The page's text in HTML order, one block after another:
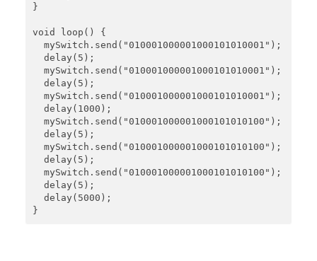
}
void loop() {
  mySwitch.send("010001000001000101010001");
  delay(5);
  mySwitch.send("010001000001000101010001");
  delay(5);
  mySwitch.send("010001000001000101010001");
  delay(1000);
  mySwitch.send("010001000001000101010100");
  delay(5);
  mySwitch.send("010001000001000101010100");
  delay(5);
  mySwitch.send("010001000001000101010100");
  delay(5);
  delay(5000);
}